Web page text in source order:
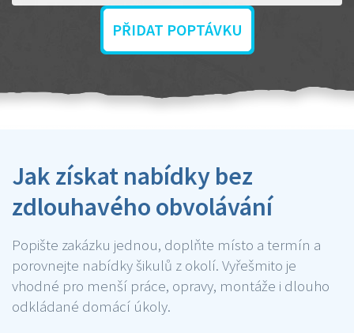
PŘIDAT POPTÁVKU
Jak získat nabídky bez
zdlouhavého obvolávání
Popište zakázku jednou, doplňte místo a termín a
porovnejte nabídky šikulů z okolí. Vyřešmito je
vhodné pro menší práce, opravy, montáže i dlouho
odkládané domácí úkoly.